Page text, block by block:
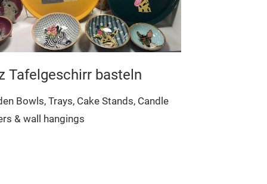
Tafelgeschirr basteln
Bowls, Trays, Cake Stands, Candle
& wall hangings